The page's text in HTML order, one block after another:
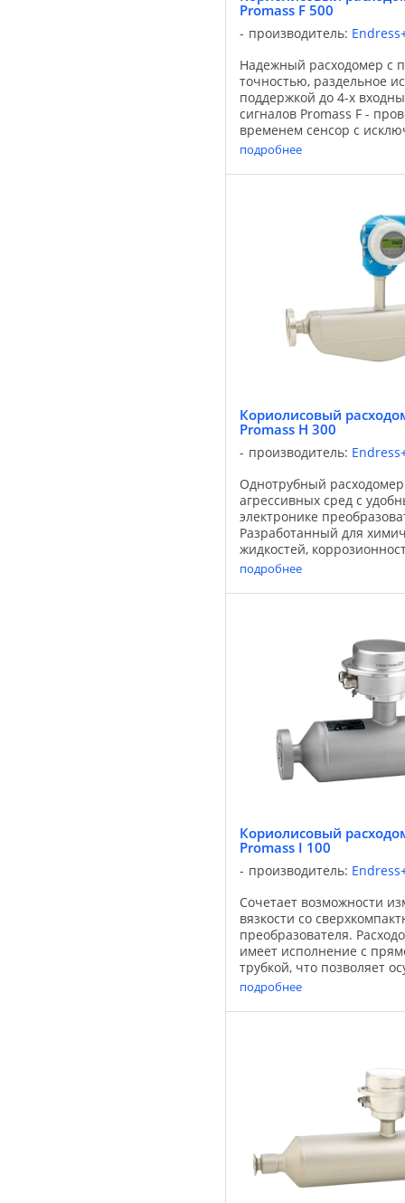
Promass F 500
производитель:
Надежный расходомер с
точностью, раздельное
поддержкой до 4-х
сигналов Promass F -
временем сенсор с
точностью измерений.
устойчивости к
...
подробнее
Кориолисовый
Promass H 300
производитель:
Однотрубный
агрессивных сред с
электронике
Разработанный для
жидкостей,
однотрубный расходомер
может использоваться
подробнее
Кориолисовый
Promass I 100
производитель:
Сочетает возможности
вязкости со
преобразователя.
имеет исполнение с
трубкой, что позволяет
измерения массового
подробнее